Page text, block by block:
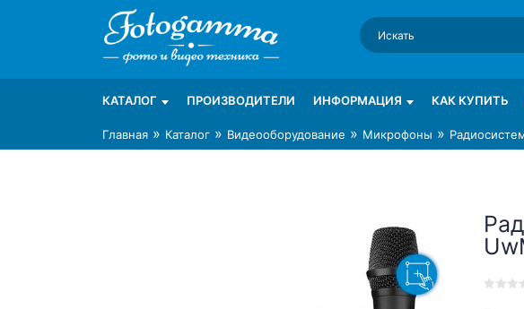
Интернет-магазин фототехники Foto-Gamma в СПб
Магазин фотоаксессуаров foto-gamma.ru
КАТАЛОГ ПРОИЗВОДИТЕЛИ ИНФОРМАЦИЯ КАК КУПИТЬ
Главная » Каталог » Видеооборудование » Микрофоны »